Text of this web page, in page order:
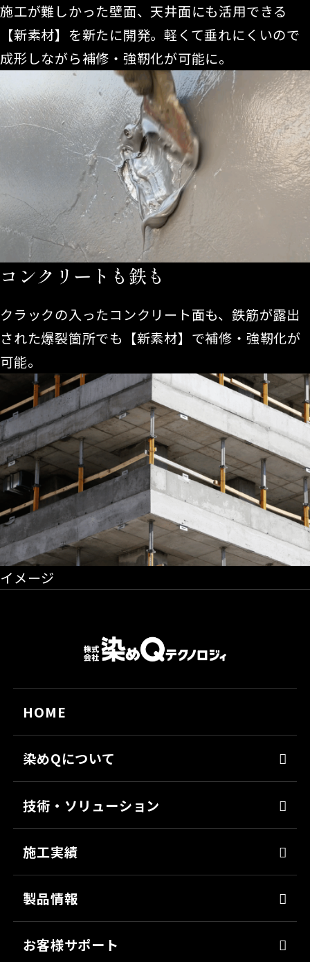
施工が難しかった壁面、天井面にも活用できる
【新素材】を新たに開発。軽くて垂れにくいので
成形しながら補修・強靭化が可能に。
コンクリートも鉄も
クラックの入ったコンクリート面も、鉄筋が露出
された爆裂箇所でも【新素材】で補修・強靭化が
可能。
イメージ
HOME
染めQについて
会社概要
沿革
技術・ソリューション
強靭化工法
ソリューション
施工実績
製品情報
お客様サポート